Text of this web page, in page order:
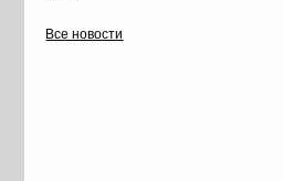
Все новости